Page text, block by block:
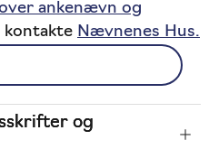
ankenævn og
kontakte Nævnenes Hus.
og